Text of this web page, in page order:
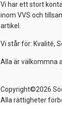
Vi har ett stort
inom VVS och
artikel.
Vi står för: Kvalité,
Alla är välkommna
Copyright©2026
Alla rättigheter